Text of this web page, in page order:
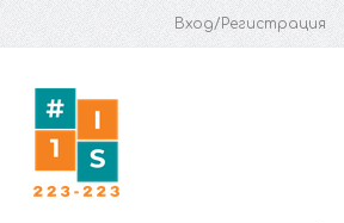
Вход/Регистрация